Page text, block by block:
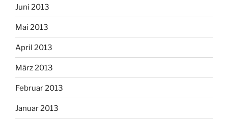
Juni 2013
Mai 2013
April 2013
März 2013
Februar 2013
Januar 2013